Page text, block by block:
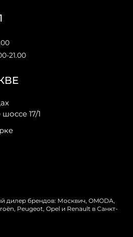
17/1
21.00
дилер брендов: Москвич, OMODA,
Peugeot, Opel и Renault в Санкт-